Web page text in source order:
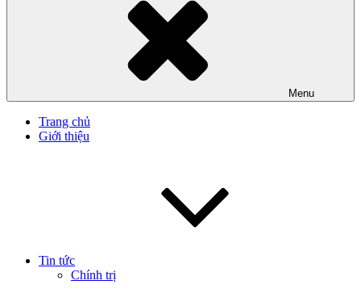
Menu
Trang chủ
Giới thiệu
Tin tức
Chính trị